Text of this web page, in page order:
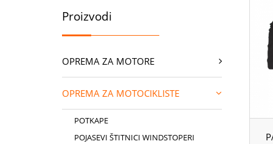
Proizvodi
OPREMA ZA MOTORE
OPREMA ZA MOTOCIKLISTE
POTKAPE
POJASEVI ŠTITNICI WINDSTOPERI